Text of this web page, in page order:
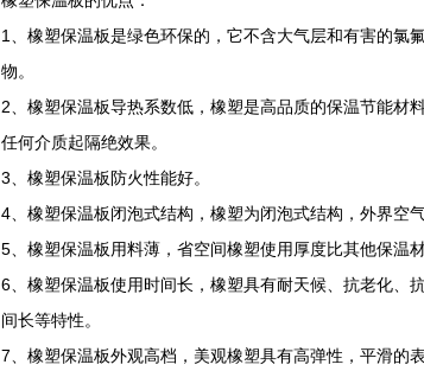
1、橡塑保温板是绿色环保的，它不含大气层和有害的氯
物。
2、橡塑保温板导热系数低，橡塑是高品质的保温节能材
任何介质起隔绝效果。
3、橡塑保温板防火性能好。
4、橡塑保温板闭泡式结构，橡塑为闭泡式结构，外界空
5、橡塑保温板用料薄，省空间橡塑使用厚度比其他保温
6、橡塑保温板使用时间长，橡塑具有耐天候、抗老化、
间长等特性。
7、橡塑保温板外观高档，美观橡塑具有高弹性，平滑的